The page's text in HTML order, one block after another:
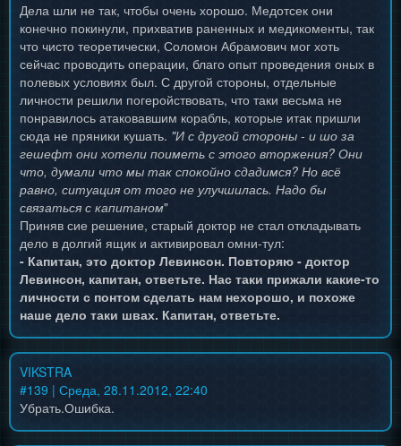
Дела шли не так, чтобы очень хорошо. Медотсек они
конечно покинули, прихватив раненных и медикоменты, так
что чисто теоретически, Соломон Абрамович мог хоть
сейчас проводить операции, благо опыт проведения оных в
полевых условиях был. С другой стороны, отдельные
личности решили погеройствовать, что таки весьма не
понравилось атаковавшим корабль, которые итак пришли
сюда не пряники кушать. "И с другой стороны - и шо за
гешефт они хотели поиметь с этого вторжения? Они
что, думали что мы так спокойно сдадимся? Но всё
равно, ситуация от того не улучшилась. Надо бы
связаться с капитаном"
Приняв сие решение, старый доктор не стал откладывать
дело в долгий ящик и активировал омни-тул:
- Капитан, это доктор Левинсон. Повторяю - доктор
Левинсон, капитан, ответьте. Нас таки прижали какие-то
личности с понтом сделать нам нехорошо, и похоже
наше дело таки швах. Капитан, ответьте.
VIKSTRA
#139 | Среда, 28.11.2012, 22:40
Убрать.Ошибка.